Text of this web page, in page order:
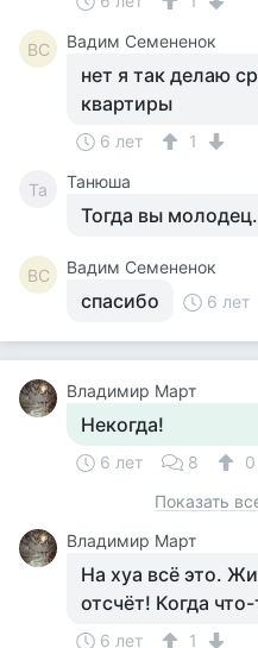
ВС Вадим Семененок
нет я так делаю
квартиры
6 лет 1
Та Танюша
Тогда вы
ВС Вадим Семененок
спасибо 6 лет
Владимир Март
Некогда!
6 лет 8
0
Показать
Владимир Март
На хуа всё это.
отсчёт! Когда
6 лет 1